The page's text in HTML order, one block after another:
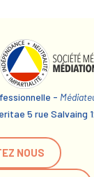
-
5 rue Salvaing
NOUS